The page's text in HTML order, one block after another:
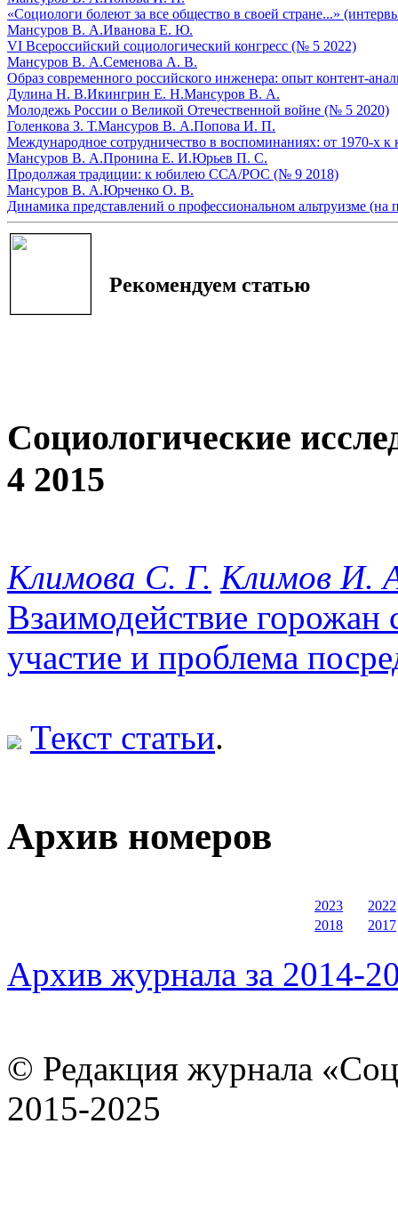
«Социологи болеют за все общество в своей стране...»
Мансуров В. А.Иванова Е. Ю.
VI Всероссийский социологический конгресс (№ 5 2022)
Мансуров В. А.Семенова А. В.
Образ современного российского инженера: опыт контент-
Дулина Н. В.Икингрин Е. Н.Мансуров В. А.
Молодежь России о Великой Отечественной войне (№ 5 2020)
Голенкова З. Т.Мансуров В. А.Попова И. П.
Международное сотрудничество в воспоминаниях: от 1970-
Мансуров В. А.Пронина Е. И.Юрьев П. С.
Продолжая традиции: к юбилею ССА/РОС (№ 9 2018)
Мансуров В. А.Юрченко О. В.
Динамика представлений о профессиональном альтруизме (на
Рекомендуем статью
Социологические
4 2015
Климова С. Г. Климов И.
Взаимодействие горожан
участие и проблема
Текст статьи.
Архив номеров
2023
2022
2018
2017
Архив журнала за 2014-
© Редакция журнала
2015-2025